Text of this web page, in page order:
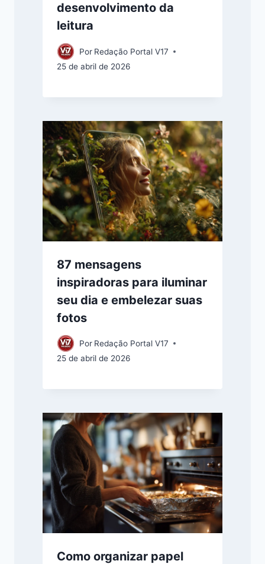
desenvolvimento da
leitura
Por Redação Portal V17
25 de abril de 2026
87 mensagens
inspiradoras para iluminar
seu dia e embelezar suas
fotos
Por Redação Portal V17
25 de abril de 2026
Como organizar papel